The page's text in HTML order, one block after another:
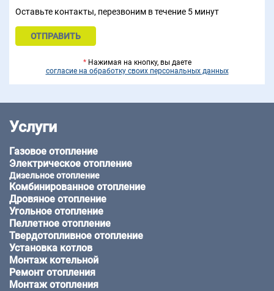
Оставьте контакты, перезвоним в течение 5 минут
*Нажимая на кнопку, вы даете
согласие на обработку своих персональных данных
Услуги
Газовое отопление
Электрическое отопление
Дизельное отопление
Комбинированное отопление
Дровяное отопление
Угольное отопление
Пеллетное отопление
Твердотопливное отопление
Установка котлов
Монтаж котельной
Ремонт отопления
Монтаж отопления